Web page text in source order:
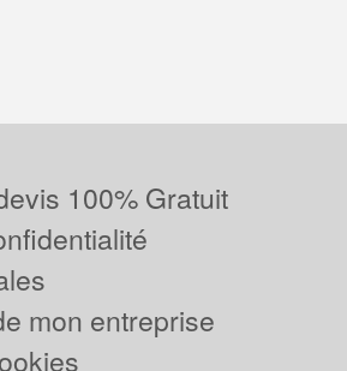
100% Gratuit
mon entreprise